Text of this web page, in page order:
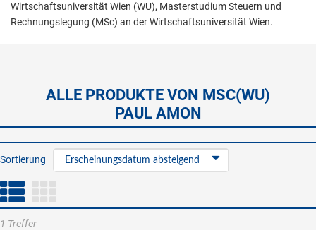
Wirtschaftsuniversität Wien (WU), Masterstudium Steuern und
Rechnungslegung (MSc) an der Wirtschaftsuniversität Wien.
ALLE PRODUKTE VON MSC(WU)
PAUL AMON
Sortierung Erscheinungsdatum absteigend
1 Treffer